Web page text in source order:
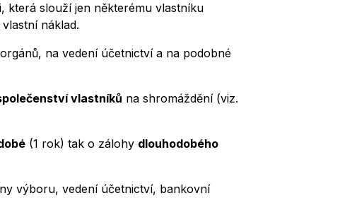
která slouží jen některému vlastníku
náklad.
na vedení účetnictví a na podobné
vlastníků na shromáždění (viz.
(1 rok) tak o zálohy dlouhodobého
výboru, vedení účetnictví, bankovní